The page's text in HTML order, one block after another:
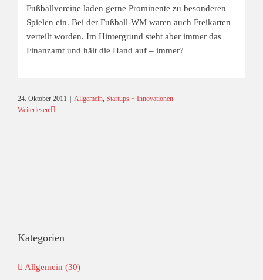
Fußballvereine laden gerne Prominente zu besonderen
Spielen ein. Bei der Fußball-WM waren auch Freikarten
verteilt worden. Im Hintergrund steht aber immer das
Finanzamt und hält die Hand auf – immer?
24. Oktober 2011 Allgemein, Startups + Innovationen
Weiterlesen
Kategorien
Allgemein (30)